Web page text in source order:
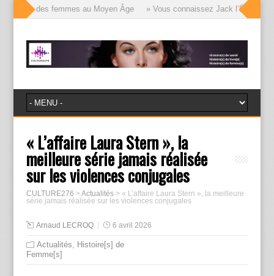
des femmes au Moyen Âge » Vous connaissez Jack
« L’affaire Laura Stern », la
meilleure série jamais réalisée
sur les violences conjugales
CULTURE276 >Actualités> « L’affaire Laura Stern », la meilleure
série jamais réalisée sur les violences conjugales
Arnaud LECROQ 6 avril 2026
Actualités, Histoire[s] de
Femme[s]